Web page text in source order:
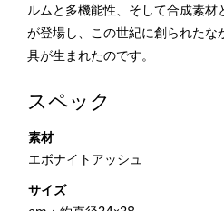
ルムと多機能性、そして合成素材
が登場し、この世紀に創られたな
具が生まれたのです。
スペック
素材
エボナイトアッシュ
サイズ